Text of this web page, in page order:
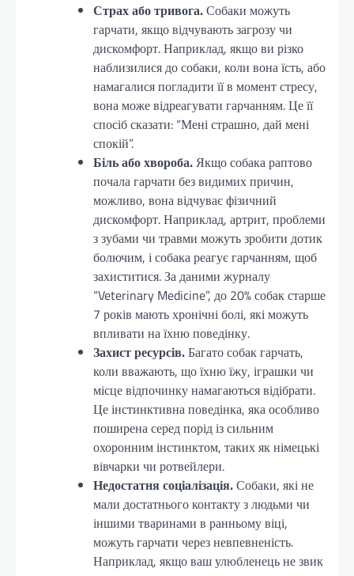
Страх або тривога.Собаки можуть
гарчати, якщо відчувають загрозу чи
дискомфорт. Наприклад, якщо ви різко
наблизилися до собаки, коли вона їсть, або
намагалися погладити її в момент стресу,
вона може відреагувати гарчанням. Це її
спосіб сказати: “Мені страшно, дай мені
спокій”.
Біль або хвороба.Якщо собака раптово
почала гарчати без видимих причин,
можливо, вона відчуває фізичний
дискомфорт. Наприклад, артрит, проблеми
з зубами чи травми можуть зробити дотик
болючим, і собака реагує гарчанням, щоб
захиститися. За даними журналу
“Veterinary Medicine”, до 20% собак старше
7 років мають хронічні болі, які можуть
впливати на їхню поведінку.
Захист ресурсів.Багато собак гарчать,
коли вважають, що їхню їжу, іграшки чи
місце відпочинку намагаються відібрати.
Це інстинктивна поведінка, яка особливо
поширена серед порід із сильним
охоронним інстинктом, таких як німецькі
вівчарки чи ротвейлери.
Недостатня соціалізація.Собаки, які не
мали достатнього контакту з людьми чи
іншими тваринами в ранньому віці,
можуть гарчати через невпевненість.
Наприклад, якщо ваш улюбленець не звик